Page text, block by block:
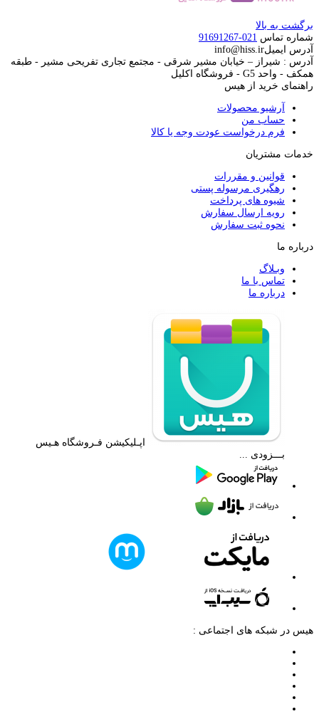
برگشت به بالا
شماره تماس 021-91691267
آدرس ایمیلinfo@hiss.ir
آدرس : شیراز – خیابان مشیر شرقی - مجتمع تجاری تفریحی مشیر - طبقه
همکف - واحد G5 - فروشگاه اکلیل
راهنمای خرید از هیس
آرشیو محصولات
حساب من
فرم درخواست عودت وجه یا کالا
خدمات مشتریان
قوانین و مقررات
رهگیری مرسوله پستی
شیوه های پرداخت
رویه ارسال سفارش
نحوه ثبت سفارش
درباره ما
وبـلاگ
تماس با ما
درباره ما
اپـلیکیشن فـروشگاه هـیس
بـــزودی ...
هیس در شبکه های اجتماعی :